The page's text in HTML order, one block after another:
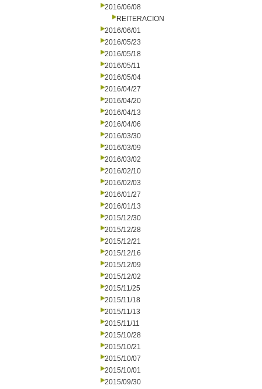
2016/06/08
REITERACION
2016/06/01
2016/05/23
2016/05/18
2016/05/11
2016/05/04
2016/04/27
2016/04/20
2016/04/13
2016/04/06
2016/03/30
2016/03/09
2016/03/02
2016/02/10
2016/02/03
2016/01/27
2016/01/13
2015/12/30
2015/12/28
2015/12/21
2015/12/16
2015/12/09
2015/12/02
2015/11/25
2015/11/18
2015/11/13
2015/11/11
2015/10/28
2015/10/21
2015/10/07
2015/10/01
2015/09/30